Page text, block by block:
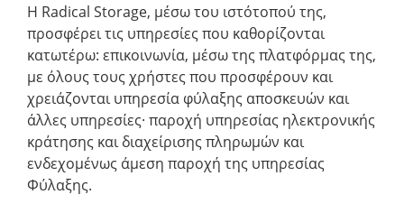
Η Radical Storage, μέσω του ιστότοπού της,
προσφέρει τις υπηρεσίες που καθορίζονται
κατωτέρω: επικοινωνία, μέσω της πλατφόρμας της,
με όλους τους χρήστες που προσφέρουν και
χρειάζονται υπηρεσία φύλαξης αποσκευών και
άλλες υπηρεσίες· παροχή υπηρεσίας ηλεκτρονικής
κράτησης και διαχείρισης πληρωμών και
ενδεχομένως άμεση παροχή της υπηρεσίας
Φύλαξης.